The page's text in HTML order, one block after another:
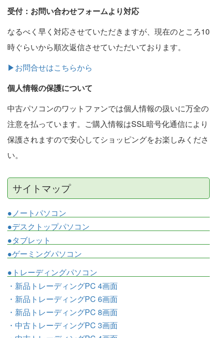
受付：お問い合わせフォームより対応
なるべく早く対応させていただきますが、現在のところ10
時ぐらいから順次返信させていただいております。
▶お問合せはこちらから
個人情報の保護について
中古パソコンのワットファンでは個人情報の扱いに万全の
注意を払っています。ご購入情報はSSL暗号化通信により
保護されますので安心してショッピングをお楽しみくださ
い。
サイトマップ
●ノートパソコン
●デスクトップパソコン
●タブレット
●ゲーミングパソコン
●トレーディングパソコン
・新品トレーディングPC 4画面
・新品トレーディングPC 6画面
・新品トレーディングPC 8画面
・中古トレーディングPC 3画面